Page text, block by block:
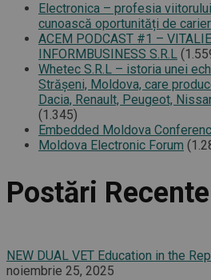
Electronica – profesia
cunoască oportunități de
ACEM PODCAST #1 –
INFORMBUSINESS S.R.L
Whetec S.R.L – istoria unei
Străşeni, Moldova, care
Dacia, Renault, Peugeot,
(1.345)
Embedded Moldova
Moldova Electronic Forum
Postări Recente
NEW DUAL VET Education in the
noiembrie 25, 2025